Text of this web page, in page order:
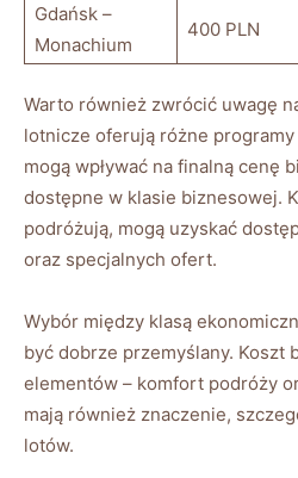
Gdańsk –
Monachium
400 ​PLN
Warto również zwrócić uwagę
lotnicze oferują różne
mogą wpływać na ⁢finalną cenę⁢
dostępne w klasie biznesowej.
⁢podróżują, mogą uzyskać
oraz specjalnych‍ ofert.
Wybór między klasą‌
być dobrze przemyślany. Koszt⁢
elementów – komfort podróży
mają również ⁢znaczenie,
lotów.